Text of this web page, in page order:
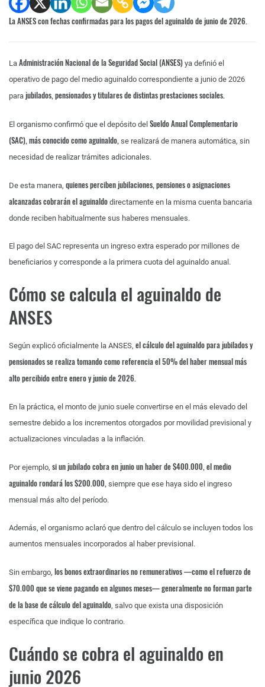
La ANSES con fechas confirmadas para los pagos del aguinaldo de junio de 2026.
La Administración Nacional de la Seguridad Social (ANSES) ya definió el
operativo de pago del medio aguinaldo correspondiente a junio de 2026
para jubilados, pensionados y titulares de distintas prestaciones sociales.
El organismo confirmó que el depósito del Sueldo Anual Complementario
(SAC), más conocido como aguinaldo, se realizará de manera automática, sin
necesidad de realizar trámites adicionales.
De esta manera, quienes perciben jubilaciones, pensiones o asignaciones
alcanzadas cobrarán el aguinaldo directamente en la misma cuenta bancaria
donde reciben habitualmente sus haberes mensuales.
El pago del SAC representa un ingreso extra esperado por millones de
beneficiarios y corresponde a la primera cuota del aguinaldo anual.
Cómo se calcula el aguinaldo de
ANSES
Según explicó oficialmente la ANSES, el cálculo del aguinaldo para jubilados y
pensionados se realiza tomando como referencia el 50% del haber mensual más
alto percibido entre enero y junio de 2026.
En la práctica, el monto de junio suele convertirse en el más elevado del
semestre debido a los incrementos otorgados por movilidad previsional y
actualizaciones vinculadas a la inflación.
Por ejemplo, si un jubilado cobra en junio un haber de $400.000, el medio
aguinaldo rondará los $200.000, siempre que ese haya sido el ingreso
mensual más alto del período.
Además, el organismo aclaró que dentro del cálculo se incluyen todos los
aumentos mensuales incorporados al haber previsional.
Sin embargo, los bonos extraordinarios no remunerativos —como el refuerzo de
$70.000 que se viene pagando en algunos meses— generalmente no forman parte
de la base de cálculo del aguinaldo, salvo que exista una disposición
específica que indique lo contrario.
Cuándo se cobra el aguinaldo en
junio 2026